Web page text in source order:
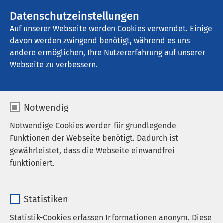
Datenschutzeinstellungen
Auf unserer Webseite werden Cookies verwendet. Einige
davon werden zwingend benötigt, während es uns
andere ermöglichen, Ihre Nutzererfahrung auf unserer
Webseite zu verbessern.
Notwendig
Notwendige Cookies werden für grundlegende
Funktionen der Webseite benötigt. Dadurch ist
gewährleistet, dass die Webseite einwandfrei
funktioniert.
Anbieter sgalinski
Statistiken
Statistik-Cookies erfassen Informationen anonym. Diese
AMEOS Pflege Heiligenhafen
Anfahrt
AMEOS Pflege
Heiligenhafen
So finden Sie uns